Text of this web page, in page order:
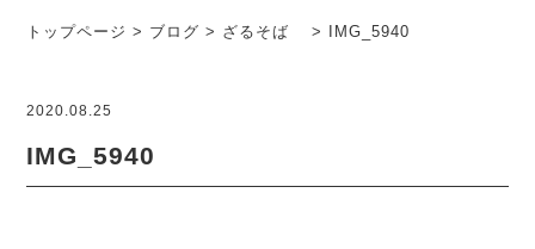
トップページ > ブログ > ざるそば > IMG_5940
2020.08.25
IMG_5940